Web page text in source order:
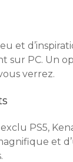
et
PC. Un
verrez.
PS5,
et